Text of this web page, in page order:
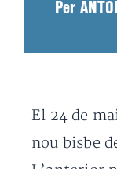
Per
El 24 de
nou bisbe